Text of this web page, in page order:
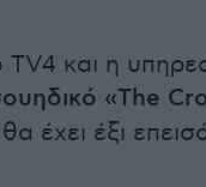
TV4 και η
«The
έχει έξι